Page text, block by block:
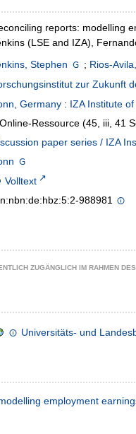
reports: modelling
(LSE and IZA),
Stephen ; Rios-
zur Zukunft
Germany : IZA Institute
Ressource (45, iii, 41
paper series / IZA
Volltext
988981
ZUGÄNGLICH IM RAHMEN
Universitäts- und
employment